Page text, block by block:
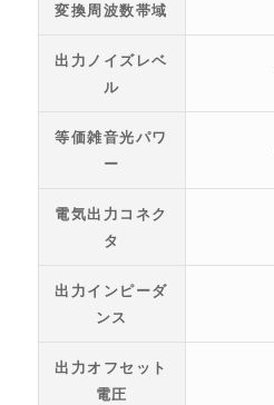
変換周波数帯域
出力ノイズレベ
ル
等価雑音光パワ
ー
電気出力コネク
タ
出力インピーダ
ンス
出力オフセット
電圧